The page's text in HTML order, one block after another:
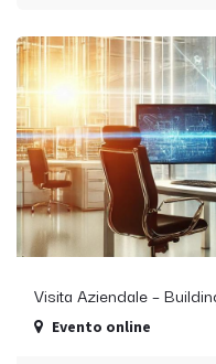
Visita Aziendale –
Evento online